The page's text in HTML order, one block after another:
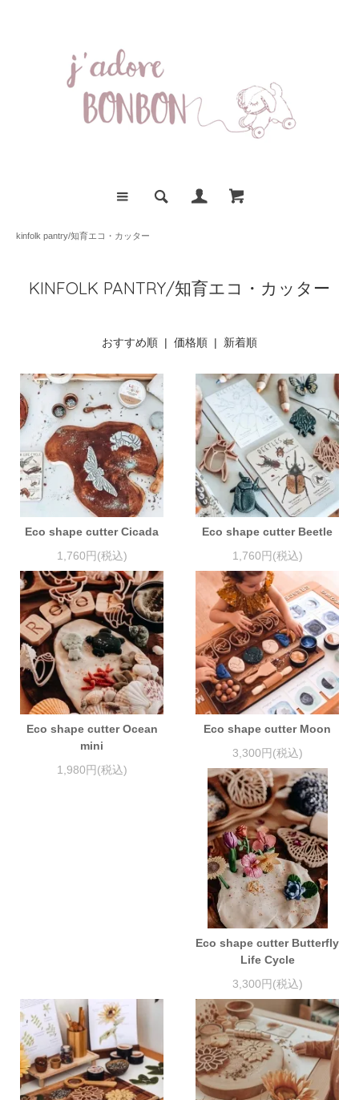
kinfolk pantry/知育エコ・カッター
KINFOLK PANTRY/知育エコ・カッター
おすすめ順 | 価格順 | 新着順
Eco shape cutter Cicada
1,760円(税込)
Eco shape cutter Beetle
1,760円(税込)
Eco shape cutter Ocean
mini
1,980円(税込)
Eco shape cutter Moon
3,300円(税込)
Eco shape cutter Butterfly
Life Cycle
3,300円(税込)